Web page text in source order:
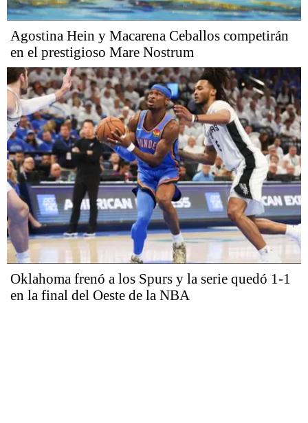
Agostina Hein y Macarena Ceballos competirán
en el prestigioso Mare Nostrum
Oklahoma frenó a los Spurs y la serie quedó 1-1
en la final del Oeste de la NBA